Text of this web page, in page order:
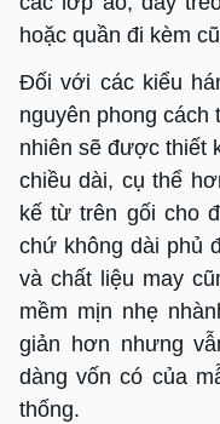
hoặc quần đi kèm
Đối với các kiểu
nguyên phong cách
nhiên sẽ được thiết
chiều dài, cụ thể
kế từ trên gối cho
chứ không dài phủ
và chất liệu may
mềm mịn nhẹ
giản hơn nhưng
dàng vốn có của
thống.